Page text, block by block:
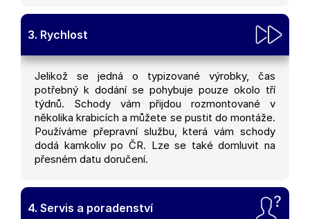
3. Rychlost
Jelikož se jedná o typizované výrobky, čas
potřebný k dodání se pohybuje pouze okolo tří
týdnů. Schody vám přijdou rozmontované v
několika krabicích a můžete se pustit do montáže.
Používáme přepravní službu, která vám schody
dodá kamkoliv po ČR. Lze se také domluvit na
přesném datu doručení.
4. Servis a poradenství